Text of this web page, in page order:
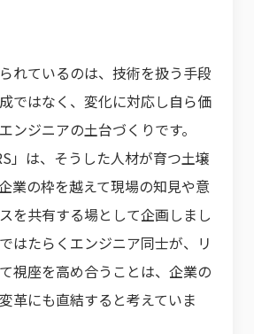
れているのは、技術を扱う手段
ではなく、変化に対応し自ら価
ンジニアの土台づくりです。
」は、そうした人材が育つ土壌
業の枠を越えて現場の知見や意
を共有する場として企画しまし
はたらくエンジニア同士が、リ
視座を高め合うことは、企業の
革にも直結すると考えていま